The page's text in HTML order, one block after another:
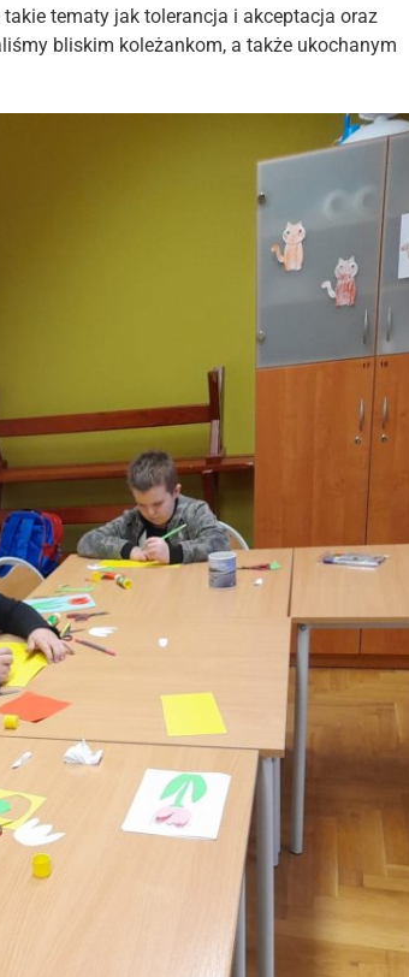
tematy jak tolerancja i akceptacja oraz
bliskim koleżankom, a także ukochanym